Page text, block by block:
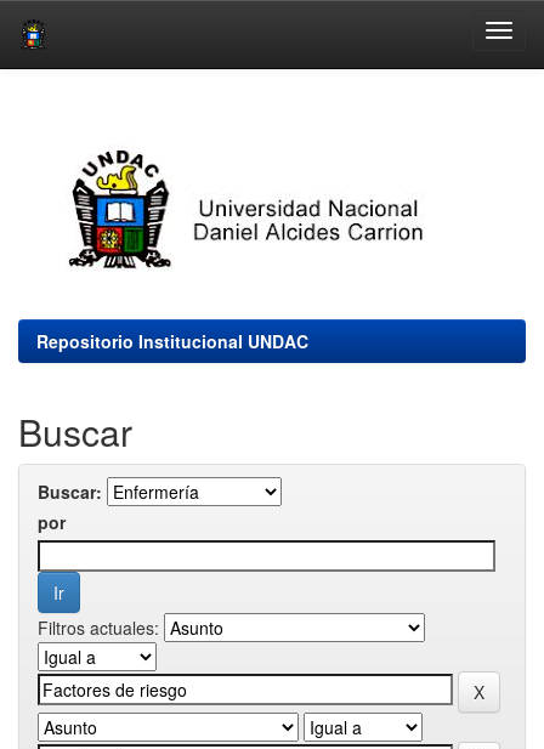
Repositorio Institucional UNDAC
Buscar
Buscar:
por
Filtros actuales: